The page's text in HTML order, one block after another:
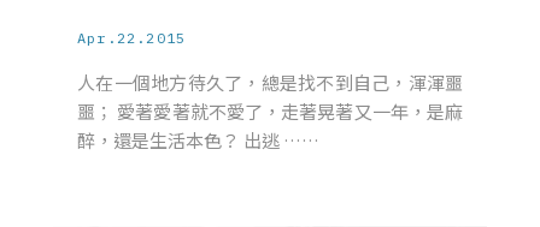
Apr.22.2015
人在一個地方待久了，總是找不到自己，渾渾噩
噩； 愛著愛著就不愛了，走著晃著又一年，是麻
醉，還是生活本色？ 出逃 ……